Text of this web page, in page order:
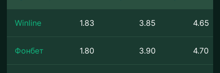
Winline 1.83 3.85 4.65
Фонбет 1.80 3.90 4.70